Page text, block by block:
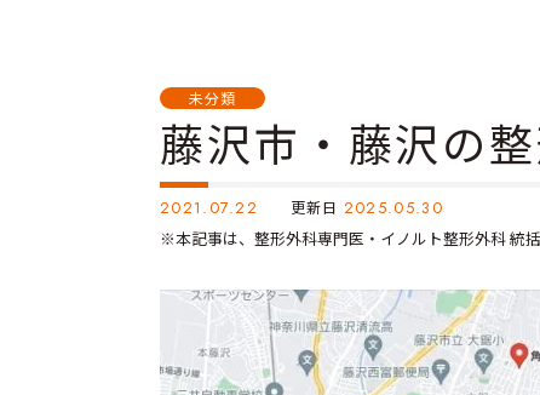
未分類
藤沢市・藤沢の
2021.07.22 更新日 2025.05.30
※本記事は、整形外科専門医・イノルト整形外科 統